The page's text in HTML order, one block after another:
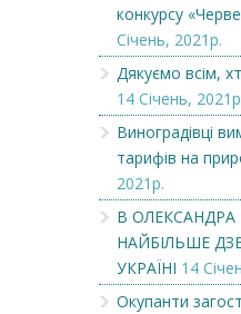
конкурсу
Січень, 2021р.
Дякуємо всім,
14 Січень,
Виноградівці
тарифів на
2021р.
В
НАЙБІЛЬШЕ
УКРАЇНІ 14
Окупанти